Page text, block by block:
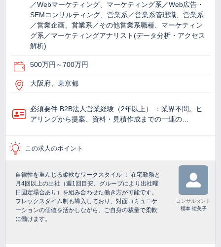
／Webマーケティング、マーケティング系／Web広告・
SEMコンサルティング、営業系／営業系管理職、営業系
／営業企画、営業系／その他営業系職種、マーケティン
グ系／マーケティングアナリスト(データ分析・アクセス
解析)
500万円～700万円
大阪府、東京都
必須要件 B2B法人営業経験（2年以上） ：業界不問。ヒ
アリングから提案、資料・見積作成までの一連の…
この求人のポイント
自律性を重んじる柔軟なワークスタイル ： 在宅勤務と
月4回以上の出社（週1回目安、グループにより出社曜
日固定場合あり）を組み合わせた働き方が可能です。
フレックスタイム制も導入しており、対面コミュニケ
ーションの価値を活かしながら、ご自身の裁量で柔軟
に働けます。
コンサルタント
福本 絵美子